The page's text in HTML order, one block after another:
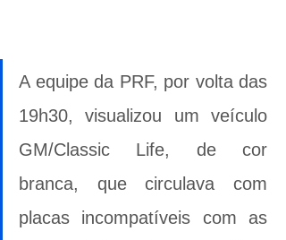
A equipe da PRF, por volta das
19h30, visualizou um veículo
GM/Classic Life, de cor
branca, que circulava com
placas incompatíveis com as